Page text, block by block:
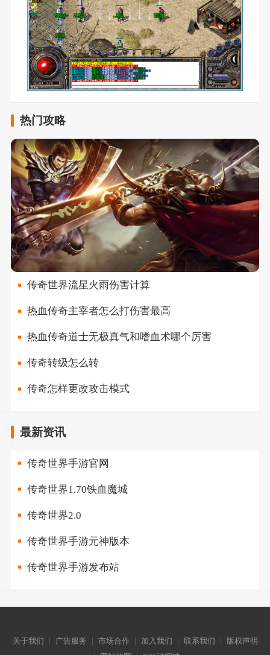
热门攻略
传奇世界流星火雨伤害计算
热血传奇主宰者怎么打伤害最高
热血传奇道士无极真气和嗜血术哪个厉害
传奇转级怎么转
传奇怎样更改攻击模式
最新资讯
传奇世界手游官网
传奇世界1.70铁血魔城
传奇世界2.0
传奇世界手游元神版本
传奇世界手游发布站
关于我们 ┊ 广告服务 ┊ 市场合作 ┊ 加入我们 ┊ 联系我们 ┊ 版权声明